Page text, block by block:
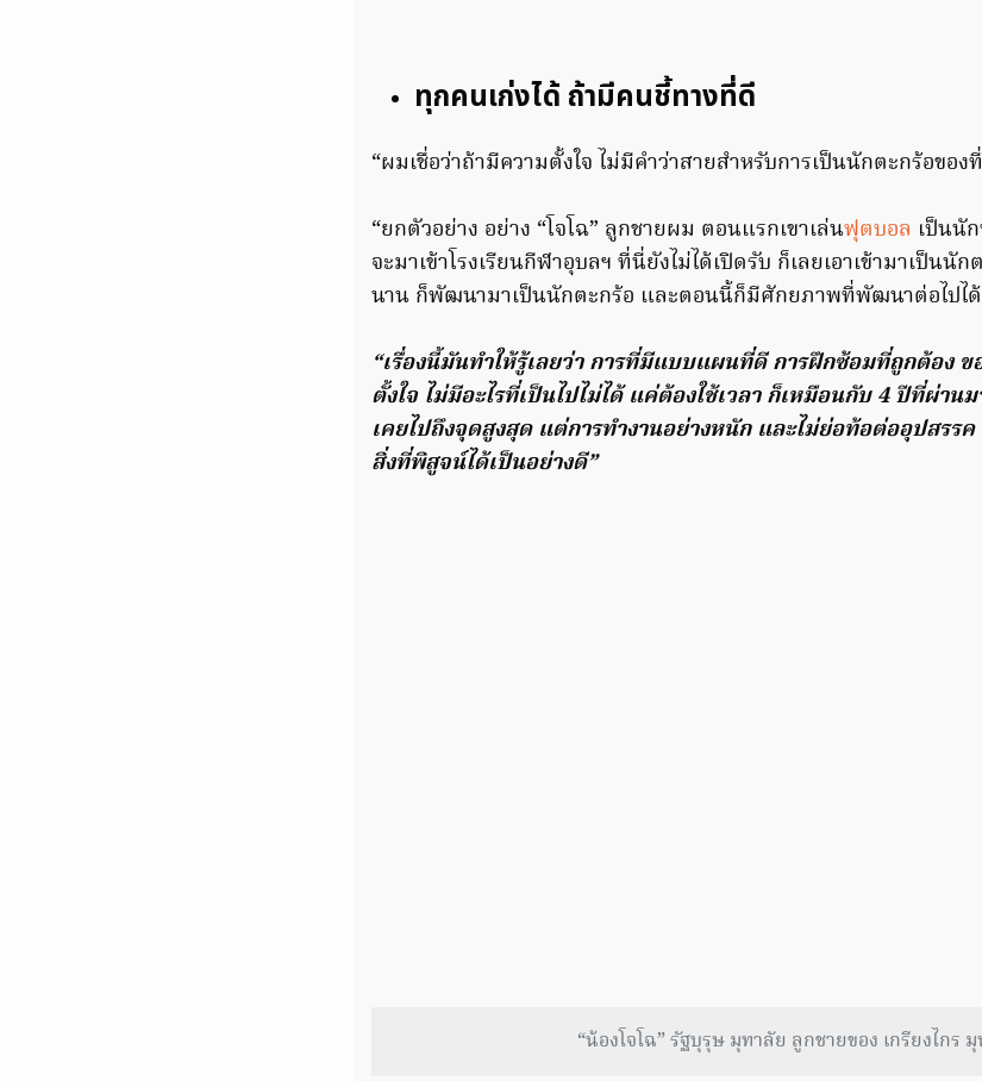
ทุกคนเก่งได้ ถ้ามีคนชี้ทางที่ดี
“ผมเชื่อว่าถ้ามีความตั้งใจ ไม่มีคำว่าสายสำหรับการเป็นนักตะกร้อของ
“ยกตัวอย่าง อย่าง “โจโฉ” ลูกชายผม ตอนแรกเขาเล่นฟุตบอล เป็นนั
จะมาเข้าโรงเรียนกีฬาอุบลฯ ที่นี่ยังไม่ได้เปิดรับ ก็เลยเอาเข้ามาเป็นนัก
นาน ก็พัฒนามาเป็นนักตะกร้อ และตอนนี้ก็มีศักยภาพที่พัฒนาต่อไปได้
“เรื่องนี้มันทำให้รู้เลยว่า การที่มีแบบแผนที่ดี การฝึกซ้อมที่ถูกต้อง
ตั้งใจ ไม่มีอะไรที่เป็นไปไม่ได้ แค่ต้องใช้เวลา ก็เหมือนกับ 4 ปีที่ผ่าน
เคยไปถึงจุดสูงสุด แต่การทำงานอย่างหนัก และไม่ย่อท้อต่ออุปสรร
สิ่งที่พิสูจน์ได้เป็นอย่างดี”
“น้องโจโฉ” รัฐบุรุษ มุทาลัย ลูกชายของ เกรียงไกร